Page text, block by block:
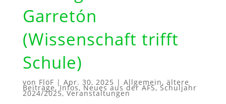
Garretón
(Wissenschaft trifft
Schule)
von FlöF | Apr. 30, 2025 | Allgemein, ältere
Beiträge,Infos,Neues aus der AFS,Schuljahr
2024/2025,Veranstaltungen